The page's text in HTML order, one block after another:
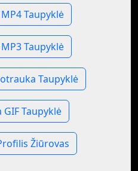
Taupyklė
Taupyklė
Taupyklė
Taupyklė
Žiūrovas